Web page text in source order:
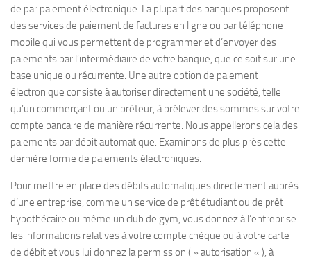
de par paiement électronique. La plupart des banques proposent
des services de paiement de factures en ligne ou par téléphone
mobile qui vous permettent de programmer et d’envoyer des
paiements par l’intermédiaire de votre banque, que ce soit sur une
base unique ou récurrente. Une autre option de paiement
électronique consiste à autoriser directement une société, telle
qu’un commerçant ou un prêteur, à prélever des sommes sur votre
compte bancaire de manière récurrente. Nous appellerons cela des
paiements par débit automatique. Examinons de plus près cette
dernière forme de paiements électroniques.
Pour mettre en place des débits automatiques directement auprès
d’une entreprise, comme un service de prêt étudiant ou de prêt
hypothécaire ou même un club de gym, vous donnez à l’entreprise
les informations relatives à votre compte chèque ou à votre carte
de débit et vous lui donnez la permission ( » autorisation « ), à